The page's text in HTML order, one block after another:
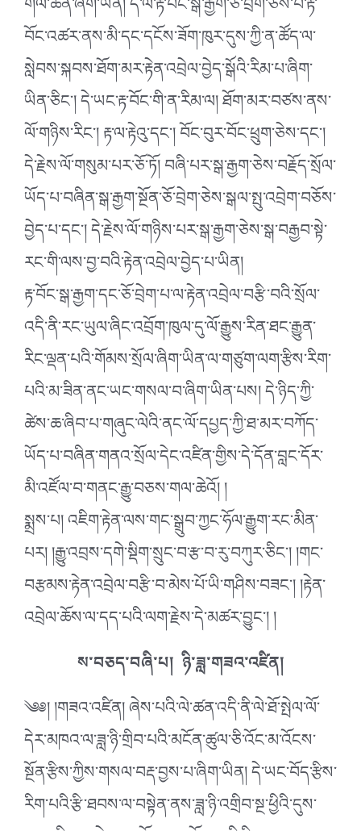
བོང་འཚར་ནས་མི་དང་དངོས་ཟོག་ཁུར་དུས་ཀྱི་ན་ཚོད་ལ་
སླེབས་སྐབས་ཐོག་མར་རྟེན་འབྲེལ་བྱེད་སྒོའི་རིམ་པ་ཞིག་
ཡིན་ཅིང༌། དེ་ཡང་རྟ་བོང་གི་ན་རིམ་ལ། ཐོག་མར་བཙས་ནས་
ལོ་གཉིས་རིང༌། རྟ་ལ་རྟེའུ་དང༌། བོང་བུར་བོང་ཕྲུག་ཅེས་དང༌།
དེ་རྗེས་ལོ་གསུམ་པར་ཅོ་ཏོ། བཞི་པར་སྒ་རྒྱག་ཅེས་བརྗོད་སྲོལ་
ཡོད་པ་བཞིན་སྒ་རྒྱག་སྔོན་ཅོ་བྲེག་ཅེས་སྒལ་སྤུ་འབྲེག་བཅོས་
བྱེད་པ་དང༌། དེ་རྗེས་ལོ་གཉིས་པར་སྒ་རྒྱག་ཅེས་སྒ་བརྒྱབ་སྟེ་
རང་གི་ལས་བྱ་བའི་རྟེན་འབྲེལ་བྱེད་པ་ཡིན།
རྟ་བོང་སྒ་རྒྱག་དང་ཅོ་བྲེག་པ་ལ་རྟེན་འབྲེལ་བརྩི་བའི་སྲོལ་
འདི་ནི་རང་ཡུལ་ཞིང་འབྲོག་ཁུལ་དུ་ལོ་རྒྱུས་རིན་ཐང་རྒྱུན་
རིང་ལྡན་པའི་གོམས་སྲོལ་ཞིག་ཡིན་ལ་གཙུག་ལག་རྩིས་རིག་
པའི་མ་ཟིན་ནང་ཡང་གསལ་བ་ཞིག་ཡིན་པས། དེ་ཉིད་ཀྱི་
ཚེས་ཆ་ཞིབ་པ་གཞུང་ལེའི་ནང་ལོ་དཔྱད་ཀྱི་ཐ་མར་བཀོད་
ཡོད་པ་བཞིན་གནའ་སྲོལ་དེང་འཛིན་གྱིས་དེ་དོན་བླང་དོར་
མི་འཛོལ་བ་གནང་རྒྱུ་བཅས་གལ་ཆེའོ། །
སྨྲས་པ། འཇིག་རྟེན་ལས་གང་སྒྲུབ་ཀྱང་ཧོལ་རྒྱུག་རང་མིན་
པར། །རྒྱུ་འབྲས་དགེ་སྡིག་སྲུང་བ་རྩ་བ་རུ་བཀུར་ཅིང༌། །གང་
བརྩམས་རྟེན་འབྲེལ་བརྩི་བ་མེས་པོ་ཡི་གཤིས་བཟང༌། །རྟེན་
འབྲེལ་ཆོས་ལ་དད་པའི་ལག་རྗེས་དེ་མཚར་བྱུང༌། །
ས་བཅད་བཞི་པ། ཉི་ཟླ་གཟའ་འཛིན།
༄༅། །གཟའ་འཛིན། ཞེས་པའི་ལེ་ཚན་འདི་ནི་ལེ་ཐོ་སྤེལ་ལོ་
དེར་མཁའ་ལ་ཟླ་ཉི་གྲིབ་པའི་མངོན་ཚུལ་ཅི་འོང་མ་འོངས་
སྔོན་རྩིས་ཀྱིས་གསལ་བརྡ་བྱས་པ་ཞིག་ཡིན། དེ་ཡང་བོད་རྩིས་
རིག་པའི་རྩི་ཐབས་ལ་བསྟེན་ནས་ཟླ་ཉི་འགྲིབ་སྔ་ཕྱིའི་དུས་